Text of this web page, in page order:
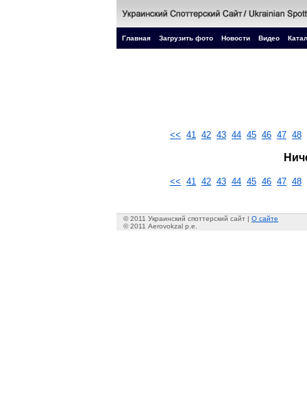
Главная Загрузить фото Новости Видео
<< 41 42 43 44 45 46 47 48
<< 41 42 43 44 45 46 47 48
© 2011 Украинский споттерский сайт | О сайте
© 2011 Aerovokzal p.e.